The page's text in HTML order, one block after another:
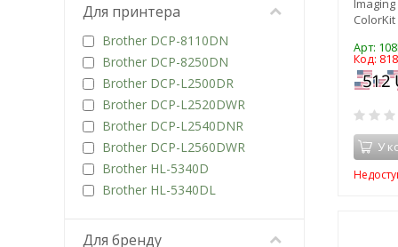
Imaging
ColorKit
Арт:
Код:
У
Комплект підшипників
Контейнер
Контейнер для
відпрацьованого чорнила
Коротрон заряду
Кріплення
Кришка
Лінійка
Лампа
Лезо дозування
Лоток
CET
CHI
CHINA
Citizen
CREALITY
D&Art
Dahle
DC Select
Delacamp
Develop
Для принтера
Brother DCP-8110DN
Brother DCP-8250DN
Brother DCP-L2500DR
Brother DCP-L2520DWR
Brother DCP-L2540DNR
Brother DCP-L2560DWR
Brother HL-5340D
Brother HL-5340DL
Brother HL-5370DW
Для бренду